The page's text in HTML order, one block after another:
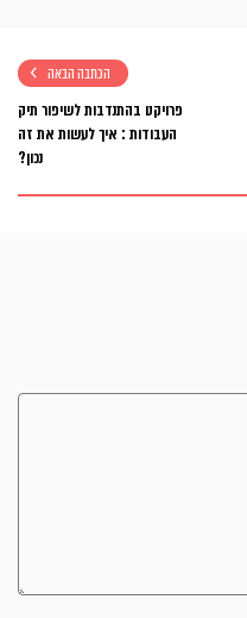
הכתבה הבאה
פרויקט בהתנדבות לשיפור תיק
העבודות : איך לעשות את זה
נכון?